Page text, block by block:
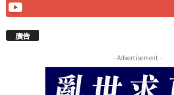
廣告
- Advertisement -